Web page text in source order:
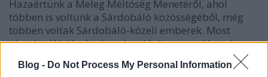
Blog - Do Not Process My Personal Information
Hazaértünk a Meleg Méltóség Menetéről, ahol
többen is voltunk a Sárdobáló közösségéből, még
többen voltak Sárdobáló-közeli emberek. Most
olvashatják élménybeszámolónkat szavakban és
képekben, melyeket Horváth Andor Márton készített
- szintén ő követte el a…